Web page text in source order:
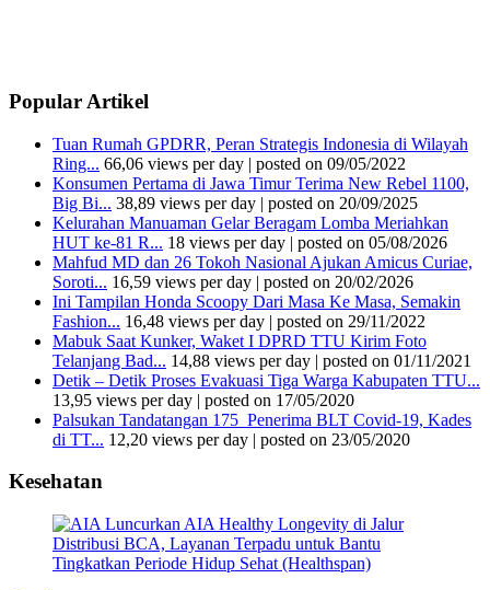
Popular Artikel
Tuan Rumah GPDRR, Peran Strategis Indonesia di Wilayah
Ring... 66,06 views per day | posted on 09/05/2022
Konsumen Pertama di Jawa Timur Terima New Rebel 1100,
Big Bi... 38,89 views per day | posted on 20/09/2025
Kelurahan Manuaman Gelar Beragam Lomba Meriahkan
HUT ke-81 R... 18 views per day | posted on 05/08/2026
Mahfud MD dan 26 Tokoh Nasional Ajukan Amicus Curiae,
Soroti... 16,59 views per day | posted on 20/02/2026
Ini Tampilan Honda Scoopy Dari Masa Ke Masa, Semakin
Fashion... 16,48 views per day | posted on 29/11/2022
Mabuk Saat Kunker, Waket I DPRD TTU Kirim Foto
Telanjang Bad... 14,88 views per day | posted on 01/11/2021
Detik – Detik Proses Evakuasi Tiga Warga Kabupaten TTU...
13,95 views per day | posted on 17/05/2020
Palsukan Tandatangan 175 Penerima BLT Covid-19, Kades
di TT... 12,20 views per day | posted on 23/05/2020
Kesehatan